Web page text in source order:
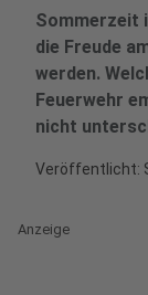
Sommerzeit
die Freude
werden.
Feuerwehr
nicht
Veröffentlicht:
Anzeige